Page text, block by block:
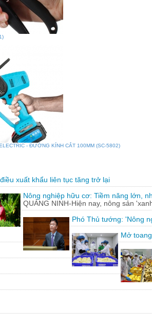
- ĐƯỜNG KÍNH CẮT 100MM (SC-5802)
xuất khẩu liên tục tăng trở lại
Nông nghiệp hữu cơ: Tiềm năng lớn,
QUẢNG NINH-Hiện nay, nông sản
Phó Thủ tướng: 'Nông
Mở